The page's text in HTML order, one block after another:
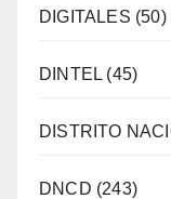
DIGITALES (50)
DINTEL (45)
DISTRITO
DNCD (243)